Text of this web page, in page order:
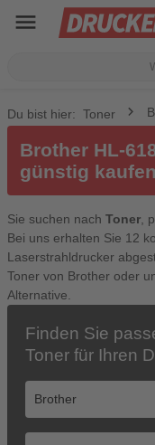
menu
Du bist hier: Toner
Brother HL-
günstig kaufen
Sie suchen nach Toner ,
Bei uns erhalten Sie 12
Laserstrahldrucker
Toner von Brother oder
Alternative.
Finden Sie
Toner für Ihren